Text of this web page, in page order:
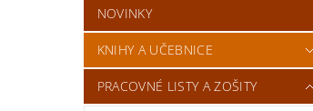
NOVINKY
KNIHY A UČEBNICE
PRACOVNÉ LISTY A ZOŠITY